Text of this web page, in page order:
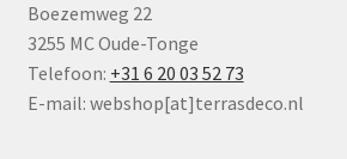
Boezemweg 22
3255 MC Oude-Tonge
Telefoon: +31 6 20 03 52 73
E-mail: webshop[at]terrasdeco.nl